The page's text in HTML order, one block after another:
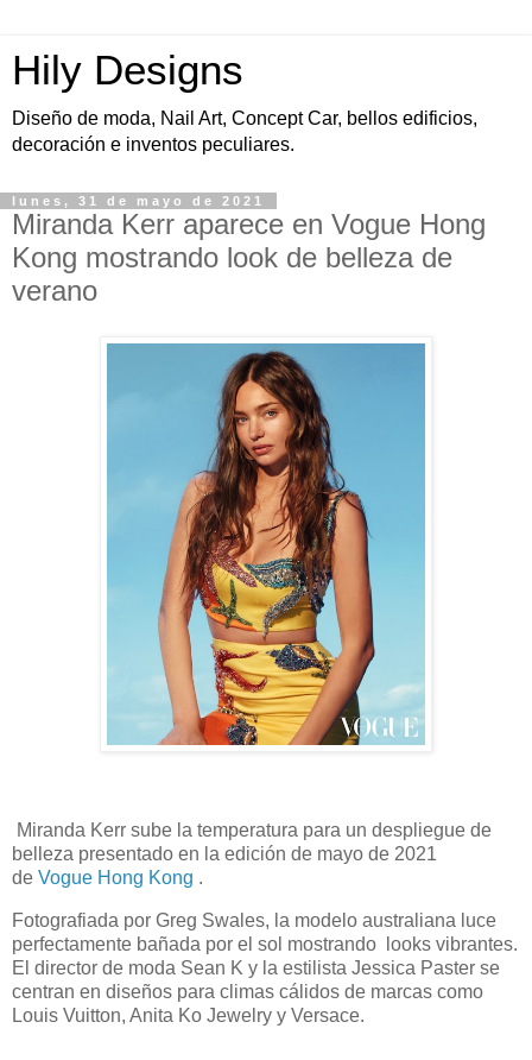
Hily Designs
Diseño de moda, Nail Art, Concept Car, bellos edificios,
decoración e inventos peculiares.
lunes, 31 de mayo de 2021
Miranda Kerr aparece en Vogue Hong
Kong mostrando look de belleza de
verano
Miranda Kerr sube la temperatura para un despliegue de
belleza presentado en la edición de mayo de 2021
de Vogue Hong Kong .
Fotografiada por Greg Swales, la modelo australiana luce
perfectamente bañada por el sol mostrando looks vibrantes.
El director de moda Sean K y la estilista Jessica Paster se
centran en diseños para climas cálidos de marcas como
Louis Vuitton, Anita Ko Jewelry y Versace.